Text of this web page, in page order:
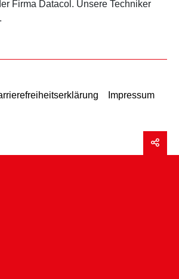
Firma Datacol. Unsere Techniker
Impressum